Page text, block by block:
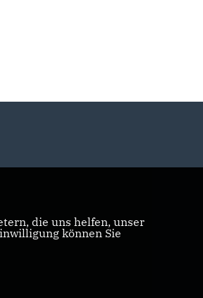
die uns helfen, unser
können Sie